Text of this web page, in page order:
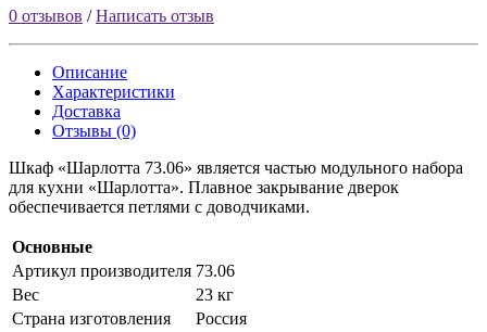
0 отзывов /Написать отзыв
Описание
Характеристики
Доставка
Отзывы (0)
Шкаф «Шарлотта 73.06» является частью модульного набора
для кухни «Шарлотта». Плавное закрывание дверок
обеспечивается петлями с доводчиками.
Основные
Артикул производителя 73.06
Вес
23 кг
Страна изготовления
Россия